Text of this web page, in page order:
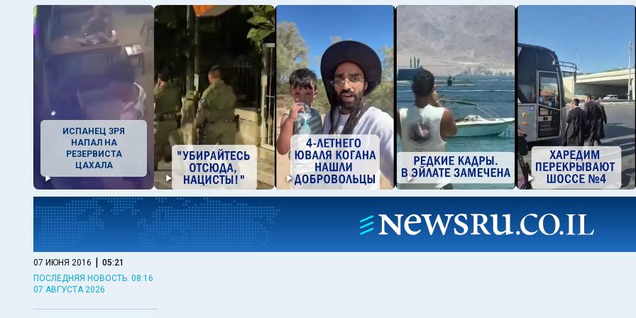
ИСПАНЕЦ ЗРЯ
НАПАЛ НА
РЕЗЕРВИСТА
ЦАХАЛА
07 ИЮНЯ 2016 | 05:21
ПОСЛЕДНЯЯ НОВОСТЬ: 08:16
07 АВГУСТА 2026